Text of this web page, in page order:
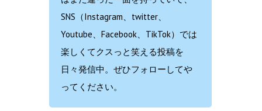
SNS（Instagram、twitter、
Youtube、Facebook、TikTok）では
楽しくてクスっと笑える投稿を
日々発信中。ぜひフォローしてや
ってください。